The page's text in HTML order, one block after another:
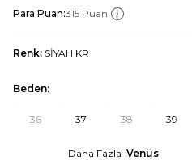
Para Puan:315 Puan
Renk: SİYAH KR
Beden:
36 37 38 39
Daha Fazla Venüs